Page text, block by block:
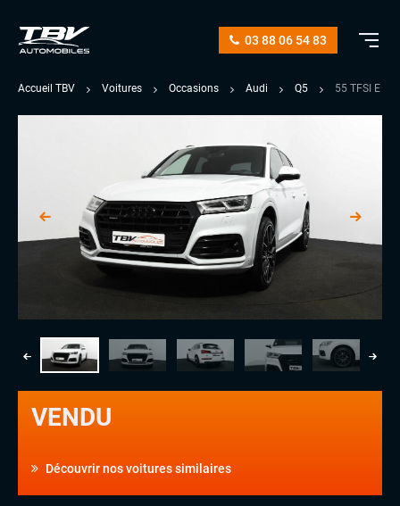
03 88 06 54 83
Accueil TBV Voitures Occasions Audi Q5 55 TFSI E
VENDU
Découvrir nos voitures similaires